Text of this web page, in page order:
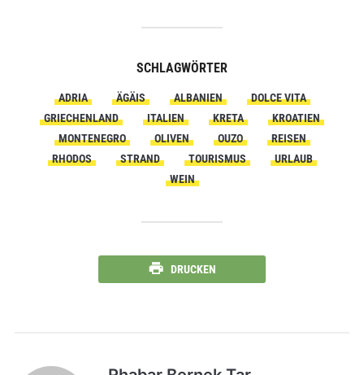
SCHLAGWÖRTER
ADRIA ÄGÄIS ALBANIEN
DOLCE VITA
GRIECHENLAND
ITALIEN KRETA
KROATIEN
MONTENEGRO
OLIVEN OUZO
REISEN
RHODOS
STRAND TOURISMUS
URLAUB
WEIN
DRUCKEN